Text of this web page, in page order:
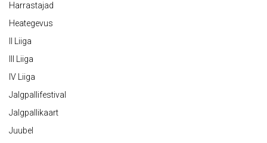
Harrastajad
Heategevus
II Liiga
III Liiga
IV Liiga
Jalgpallifestival
Jalgpallikaart
Juubel